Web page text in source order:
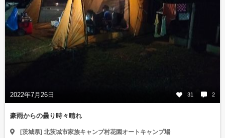
2022年7月26日 31 2
豪雨からの曇り時々晴れ
[茨城県] 北茨城市家族キャンプ村花園オートキャンプ場